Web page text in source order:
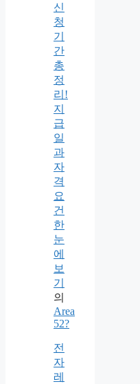
신
청
기
간
총
정
리!
지
급
일
과
자
격
요
건
한
눈
에
보
기
의
Area
52?
전
자
레